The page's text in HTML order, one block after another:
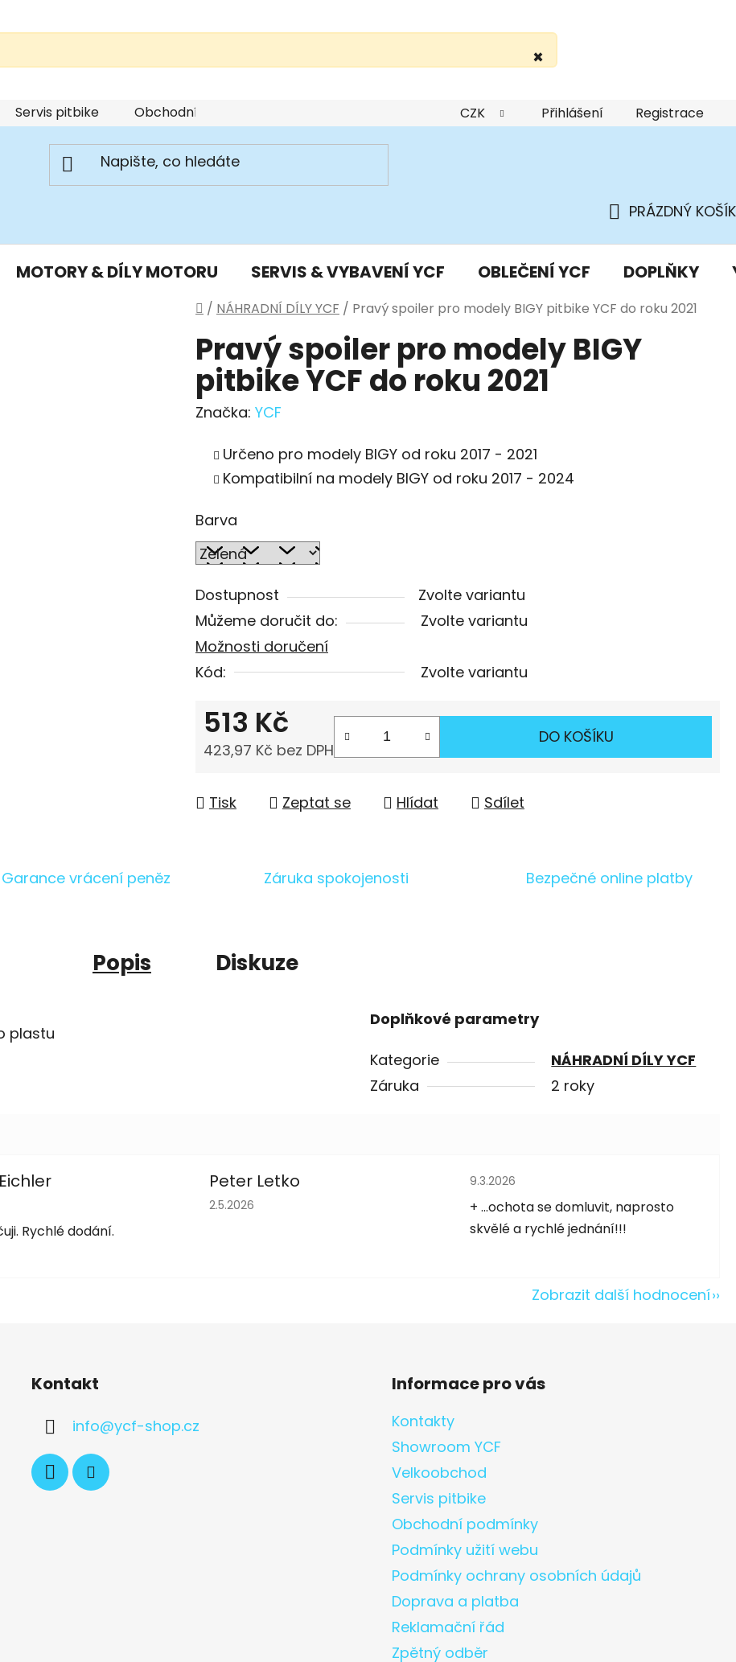
×
Servis pitbike Obchodní podmínky Podmínky ochrany osobních údajů
CZK Přihlášení Registrace
KOŠÍK
PRÁZDNÝ KOŠÍK
MOTORY & DÍLY MOTORU SERVIS & VYBAVENÍ YCF OBLEČENÍ YCF DOPLŇKY
Domů
/ NÁHRADNÍ DÍLY YCF / Pravý spoiler pro modely BIGY pitbike YCF do roku 2021
Pravý spoiler pro modely BIGY
pitbike YCF do roku 2021
Značka: YCF
Určeno pro modely BIGY od roku 2017 - 2021
Kompatibilní na modely BIGY od roku 2017 - 2024
Barva
Dostupnost
Zvolte variantu
Můžeme doručit do:
Zvolte variantu
Možnosti doručení
Kód:
Zvolte variantu
513 Kč
423,97 Kč bez DPH
DO KOŠÍKU
Tisk Zeptat se Hlídat Sdílet
Garance vrácení peněz Záruka spokojenosti Bezpečné online platby
Popis Diskuze
plastu
Doplňkové parametry
Kategorie
NÁHRADNÍ DÍLY YCF
Záruka
2 roky
obchodu je 5 z 5 hvězdiček.
Rychlé dodání.
Peter Letko
Hodnocení obchodu je 5 z 5 hvězdiček.
2.5.2026
Hodnocení obchodu je 5 z 5 hvězdiček.
9.3.2026
+ ...ochota se domluvit, naprosto
skvělé a rychlé jednání!!!
Zobrazit další hodnocení
Kontakt
info@ycf-shop.cz
Informace pro vás
Kontakty
Showroom YCF
Velkoobchod
Servis pitbike
Obchodní podmínky
Podmínky užití webu
Podmínky ochrany osobních údajů
Doprava a platba
Reklamační řád
Zpětný odběr